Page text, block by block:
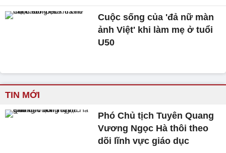
Cuộc sống của 'đả nữ màn
ảnh Việt' khi làm mẹ ở tuổi
U50
TIN MỚI
Phó Chủ tịch Tuyên Quang
Vương Ngọc Hà thôi theo
dõi lĩnh vực giáo dục